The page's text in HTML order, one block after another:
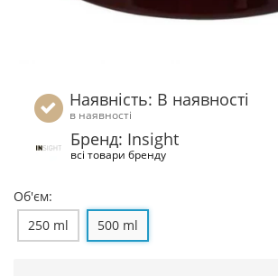
Наявність: В наявності
в наявності
Бренд: Insight
всі товари бренду
Об'єм:
250 ml
500 ml